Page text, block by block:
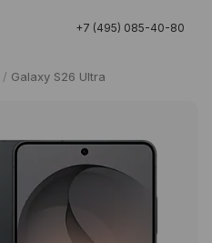
+7 (495) 085-40-80
/ Galaxy S26 Ultra